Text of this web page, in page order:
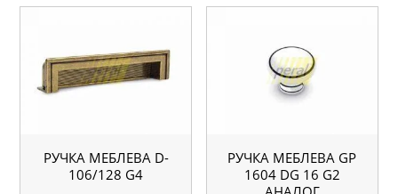
РУЧКА МЕБЛЕВА D-
106/128 G4
РУЧКА МЕБЛЕВА GP
1604 DG 16 G2